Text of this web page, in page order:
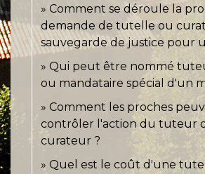
Comment se déroule la
demande de tutelle ou
sauvegarde de justice pour
Qui peut être nommé
ou mandataire spécial d'un
Comment les proches
contrôler l'action du tuteur
curateur ?
Quel est le coût d'une